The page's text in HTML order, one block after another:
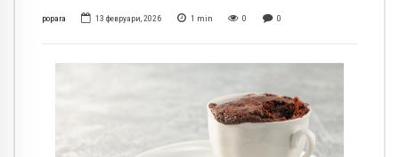
popara 13 февруари, 2026 1 min 0 0